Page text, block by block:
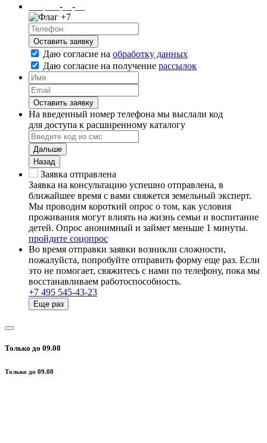
___ ___-__-__
+7
Оставить заявку
Даю согласие на обработку данных
Даю согласие на получение рассылок
Оставить заявку
На введенный номер телефона мы выслали код
для доступа к расширенному каталогу
Дальше
Назад
Заявка отправлена
Заявка на консультацию успешно отправлена, в
ближайшее время с вами свяжется земельный эксперт.
Мы проводим короткий опрос о том, как условия
проживания могут влиять на жизнь семьи и воспитание
детей. Опрос анонимный и займет меньше 1 минуты.
пройдите соцопрос
Во время отправки заявки возникли сложности,
пожалуйста, попробуйте отправить форму еще раз. Если
это не помогает, свяжитесь с нами по телефону, пока мы
восстанавливаем работоспособность.
+7 495 545-43-23
Еще раз
Только до 09.08
Только до 09.08